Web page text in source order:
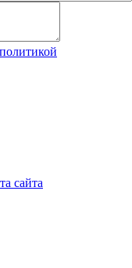
политикой
сайта